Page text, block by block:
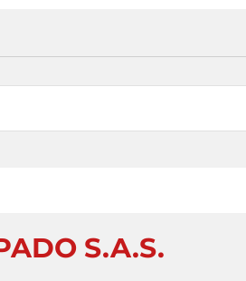
S.A.S.